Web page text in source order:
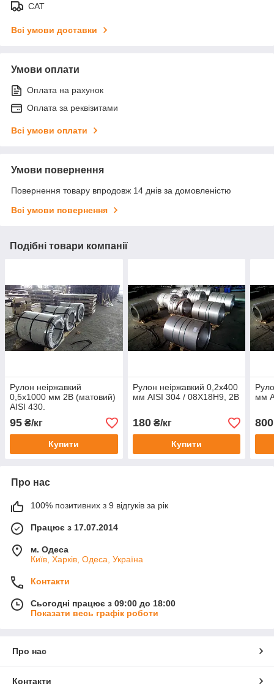
САТ
Всі умови доставки
Умови оплати
Оплата на рахунок
Оплата за реквізитами
Всі умови оплати
Умови повернення
Повернення товару впродовж 14 днів за домовленістю
Всі умови повернення
Подібні товари компанії
Рулон неіржавкий
0,5х1000 мм 2В (матовий)
AISI 430.
95 ₴/кг
Купити
Рулон неіржавкий 0,2х400
мм AISI 304 / 08Х18Н9, 2В
180₴/кг
Купити
мм
800
Про нас
100% позитивних з 9 відгуків за рік
Працює з 17.07.2014
м. Одеса
Київ, Харків, Одеса, Україна
Контакти
Сьогодні працює з 09:00 до 18:00
Показати весь графік роботи
Про нас
Контакти